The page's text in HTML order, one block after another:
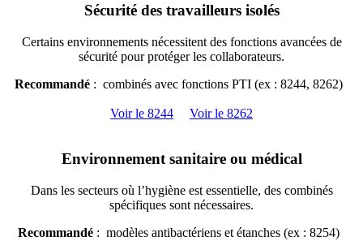
Sécurité des travailleurs isolés
Certains environnements nécessitent des fonctions avancées de
sécurité pour protéger les collaborateurs.
Recommandé: combinés avec fonctions PTI (ex : 8244, 8262)
Voir le 8244 Voir le 8262
Environnement sanitaire ou médical
Dans les secteurs où l’hygiène est essentielle, des combinés
spécifiques sont nécessaires.
Recommandé: modèles antibactériens et étanches (ex : 8254)